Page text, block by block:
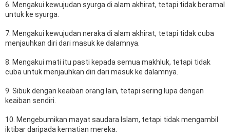
6. Mengakui kewujudan syurga di alam akhirat, tetapi tidak beramal
untuk ke syurga.
7. Mengakui kewujudan neraka di alam akhirat, tetapi tidak cuba
menjauhkan diri dari masuk ke dalamnya.
8. Mengakui mati itu pasti kepada semua makhluk, tetapi tidak
cuba untuk menjauhkan diri dari masuk ke dalamnya.
9. Sibuk dengan keaiban orang lain, tetapi sering lupa dengan
keaiban sendiri.
10. Mengebumikan mayat saudara Islam, tetapi tidak mengambil
iktibar daripada kematian mereka.